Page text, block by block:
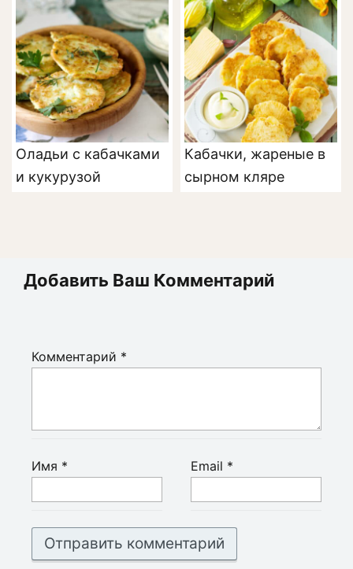
Оладьи с кабачками
и кукурузой
Кабачки, жареные в
сырном кляре
Добавить Ваш Комментарий
Комментарий *
Имя * Email *